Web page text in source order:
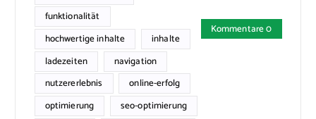
funktionalität
hochwertige inhalte
inhalte
ladezeiten
navigation
nutzererlebnis
online-erfolg
optimierung
seo-optimierung
Kommentare 0